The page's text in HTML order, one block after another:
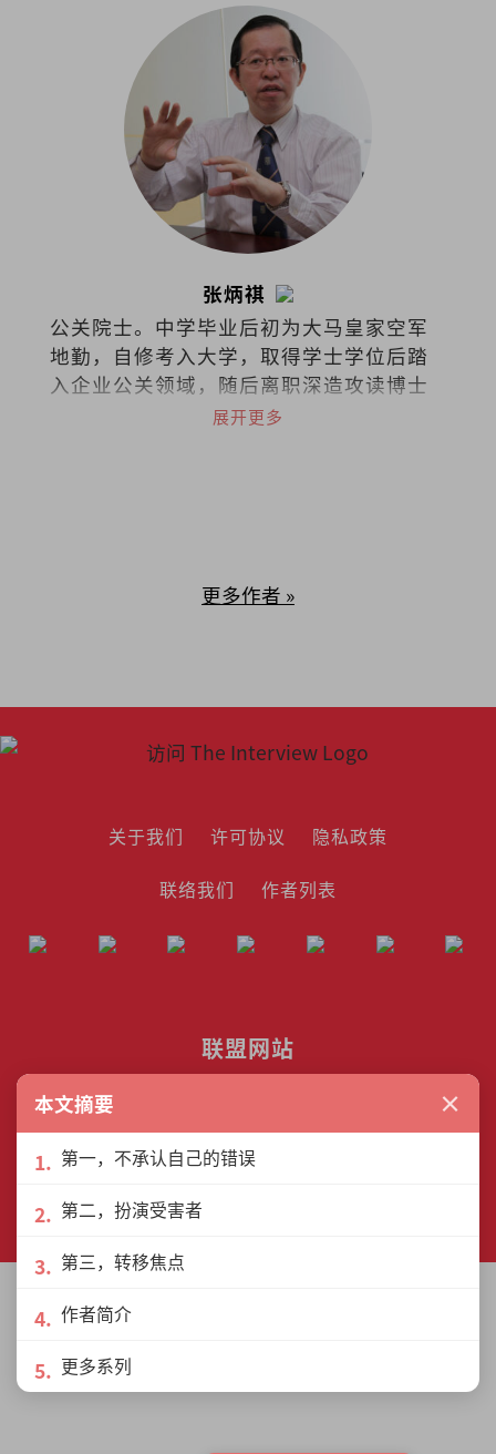
张炳祺
公关院士。中学毕业后初为大马皇家空军
地勤，自修考入大学，取得学士学位后踏
入企业公关领域，随后离职深造攻读博士
学位并投身学术界。2022年荣休于国立大
展开更多
更多作者 »
关于我们 许可协议
隐私政策
联络我们
作者列表
联盟网站
201801040185 (1302216­-D)
本文摘要 ×
第一，不承认自己的错误
第二，扮演受害者
第三，转移焦点
作者简介
更多系列